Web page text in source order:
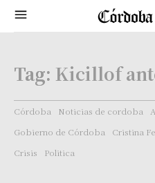
Tag: Kicillof
Córdoba Noticias de cordoba
Gobierno de Córdoba
Cristina
Crisis
Politica